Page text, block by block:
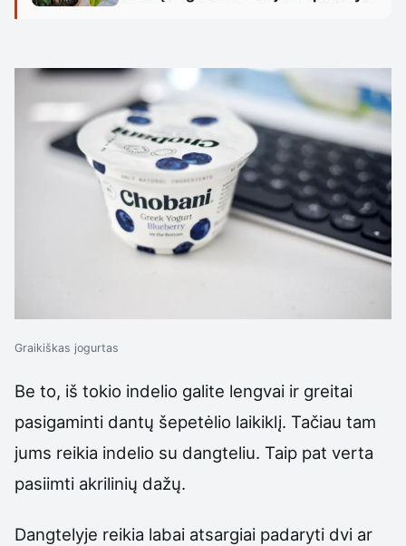
Graikiškas jogurtas
Be to, iš tokio indelio galite lengvai ir greitai
pasigaminti dantų šepetėlio laikiklį. Tačiau tam
jums reikia indelio su dangteliu. Taip pat verta
pasiimti akrilinių dažų.
Dangtelyje reikia labai atsargiai padaryti dvi ar